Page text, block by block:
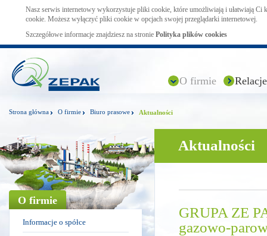
Nasz serwis internetowy wykorzystuje pliki cookie, które umożliwiają i ułatwiają Ci
cookie. Możesz wyłączyć pliki cookie w opcjach swojej przeglądarki internetowej.
Szczegółowe informacje znajdziesz na stronie Polityka plików cookies
O firmie
Strona główna O firmie Biuro prasowe Aktualności
O firmie
Informacje o spółce
Aktualności
GRUPA ZE
gazowo-